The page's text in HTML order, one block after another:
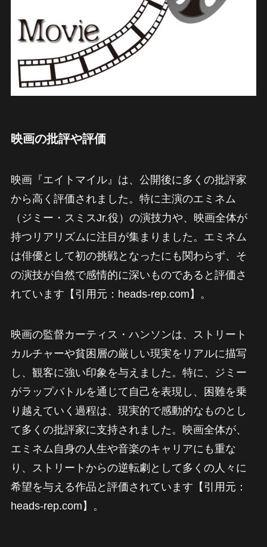
映画の批評や評価
映画『エイトマイル』は、公開後に多くの批評家
から高く評価されました。特に主演のエミネム
（ジミー・スミスJr.役）の演技力や、映画全体が
持つリアリズムに注目が集まりました。エミネム
は俳優として初の挑戦となったにも関わらず、そ
の演技が自然で感情的に深いものであると評価さ
れています【引用元：heads-rep.com】。
映画の監督カーティス・ハンソンは、ストリート
カルチャーや貧困層の厳しい現実をリアルに描写
し、観客に強い印象を与えました。特に、ジミー
がラップバトルを通じて自己を表現し、困難を乗
り越えていく過程は、現実的で感動的なものとし
て多くの批評家に支持されました。映画全体が、
エミネム自身の人生や音楽のキャリアにも重な
り、ストリートからの逆転劇として多くの人々に
希望を与える作品と評価されています【引用元：
heads-rep.com】。